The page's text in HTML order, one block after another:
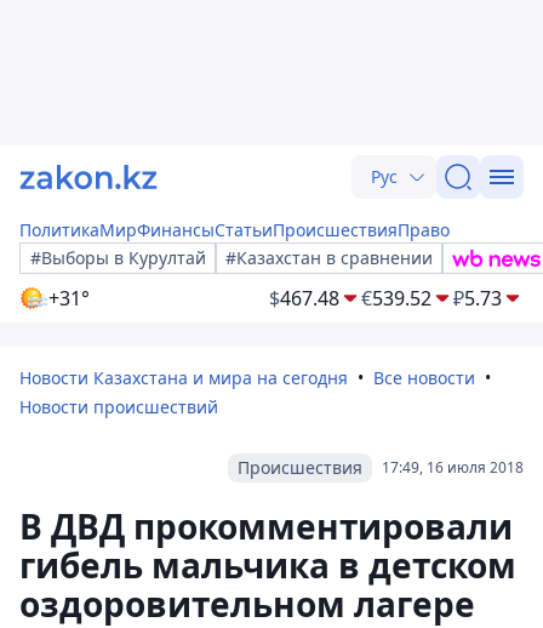
Рус
ПолитикаМирФинансыСтатьиПроисшествияПраво
#Выборы в Курултай
#Казахстан в сравнении
+31° $467.48 €539.52 ₽5.73
Новости Казахстана и мира на сегодня
Все новости
Новости происшествий
17:49, 16 июля 2018
Происшествия
В ДВД прокомментировали
гибель мальчика в детском
оздоровительном лагере